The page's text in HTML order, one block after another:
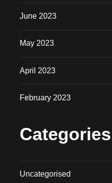
June 2023
May 2023
April 2023
February 2023
Categories
Uncategorised